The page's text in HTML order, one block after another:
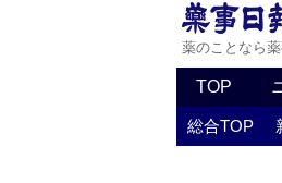
薬のことなら
TOP
総合TOP